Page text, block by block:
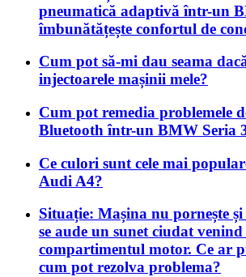
pneumatică adaptivă într-un
îmbunătățește confortul de
Cum pot să-mi dau seama
injectoarele mașinii mele?
Cum pot remedia problemele
Bluetooth într-un BMW Seria
Ce culori sunt cele mai
Audi A4?
Situație: Mașina nu pornește
se aude un sunet ciudat
compartimentul motor. Ce ar
cum pot rezolva problema?